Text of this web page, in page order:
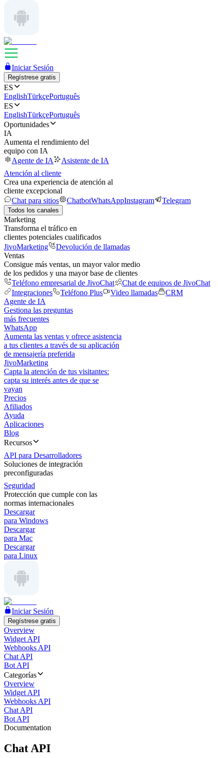
Iniciar Sesión
Regístrese gratis
ES
EnglishTürkçePortuguês
ES
EnglishTürkçePortuguês
Oportunidades
IA
Aumenta el rendimiento del
equipo con IA
Agente de IA
Asistente de IA
Atención al cliente
Crea una experiencia de atención al
cliente excepcional
Chat para sitios
ChatbotWhatsAppInstagram Telegram
Todos los canales
Marketing
Transforma el tráfico en
clientes potenciales cualificados
JivoMarketing
Devolución de llamadas
Ventas
Consigue más ventas, un mayor valor medio
de los pedidos y una mayor base de clientes
Teléfono empresarial de JivoChat
Chat de equipos de JivoChat
Integraciones
Teléfono Plus Video llamadas
CRM
Agente de IA
Gestiona las preguntas
más frecuentes
WhatsApp
Aumenta las ventas y ofrece asistencia
a tus clientes a través de su aplicación
de mensajería preferida
JivoMarketing
Capta la atención de tus visitantes:
capta su interés antes de que se
vayan
Precios
Afiliados
Ayuda
Aplicaciones
Blog
Recursos
API para Desarrolladores
Soluciones de integración
preconfiguradas
Seguridad
Protección que cumple con las
normas internacionales
Descargar
para Windows
Descargar
para Mac
Descargar
para Linux
Iniciar Sesión
Regístrese gratis
Overview
Widget API
Webhooks API
Chat API
Bot API
Categorías
Overview
Widget API
Webhooks API
Chat API
Bot API
Documentation
Chat API